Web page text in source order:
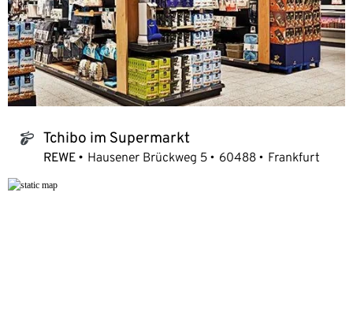
tchibo_logo Tchibo im Supermarkt
REWE Hausener Brückweg 5 60488 Frankfurt